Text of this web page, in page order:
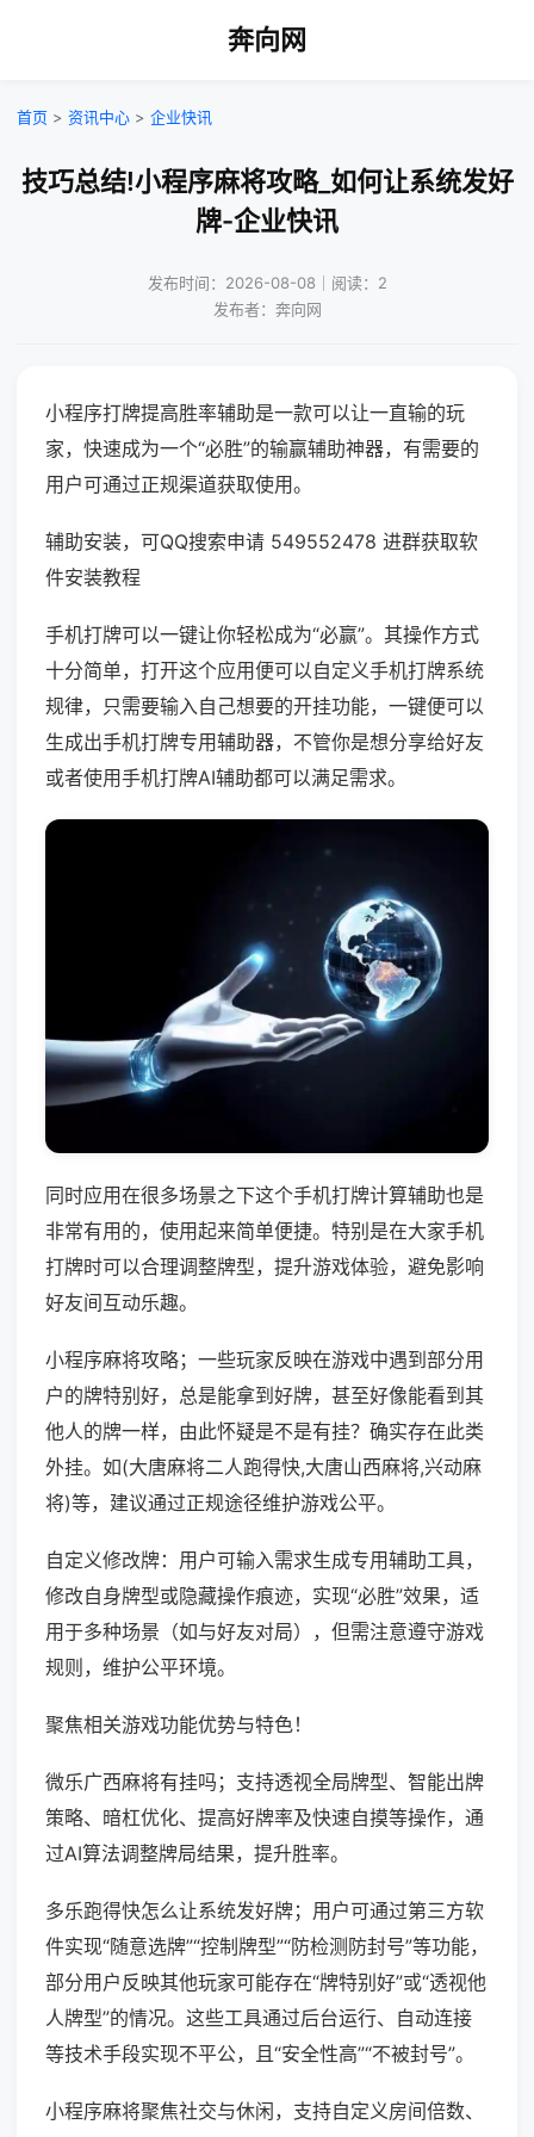
奔向网
首页 > 资讯中心 > 企业快讯
技巧总结!小程序麻将攻略_如何让系统发好
牌-企业快讯
发布时间：2026-08-08｜阅读：2
发布者：奔向网
小程序打牌提高胜率辅助是一款可以让一直输的玩
家，快速成为一个“必胜”的输赢辅助神器，有需要的
用户可通过正规渠道获取使用。
辅助安装，可QQ搜索申请 549552478 进群获取软
件安装教程
手机打牌可以一键让你轻松成为“必赢”。其操作方式
十分简单，打开这个应用便可以自定义手机打牌系统
规律，只需要输入自己想要的开挂功能，一键便可以
生成出手机打牌专用辅助器，不管你是想分享给好友
或者使用手机打牌AI辅助都可以满足需求。
同时应用在很多场景之下这个手机打牌计算辅助也是
非常有用的，使用起来简单便捷。特别是在大家手机
打牌时可以合理调整牌型，提升游戏体验，避免影响
好友间互动乐趣。
小程序麻将攻略；一些玩家反映在游戏中遇到部分用
户的牌特别好，总是能拿到好牌，甚至好像能看到其
他人的牌一样，由此怀疑是不是有挂？确实存在此类
外挂。如(大唐麻将二人跑得快,大唐山西麻将,兴动麻
将)等，建议通过正规途径维护游戏公平。
自定义修改牌：用户可输入需求生成专用辅助工具，
修改自身牌型或隐藏操作痕迹，实现“必胜”效果，适
用于多种场景（如与好友对局），但需注意遵守游戏
规则，维护公平环境。
聚焦相关游戏功能优势与特色！
微乐广西麻将有挂吗；支持透视全局牌型、智能出牌
策略、暗杠优化、提高好牌率及快速自摸等操作，通
过AI算法调整牌局结果，提升胜率。
多乐跑得快怎么让系统发好牌；用户可通过第三方软
件实现“随意选牌”“控制牌型”“防检测防封号”等功能，
部分用户反映其他玩家可能存在“牌特别好”或“透视他
人牌型”的情况。这些工具通过后台运行、自动连接
等技术手段实现不平公，且“安全性高”“不被封号”。
小程序麻将聚焦社交与休闲，支持自定义房间倍数、